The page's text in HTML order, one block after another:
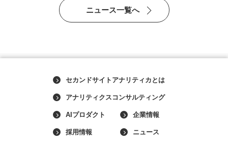
ニュース一覧へ
セカンドサイトアナリティカとは
アナリティクスコンサルティング
AIプロダクト 企業情報
採用情報 ニュース